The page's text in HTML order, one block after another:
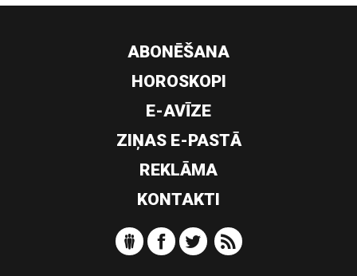
ABONĒŠANA
HOROSKOPI
E-AVĪZE
ZIŅAS E-PASTĀ
REKLĀMA
KONTAKTI